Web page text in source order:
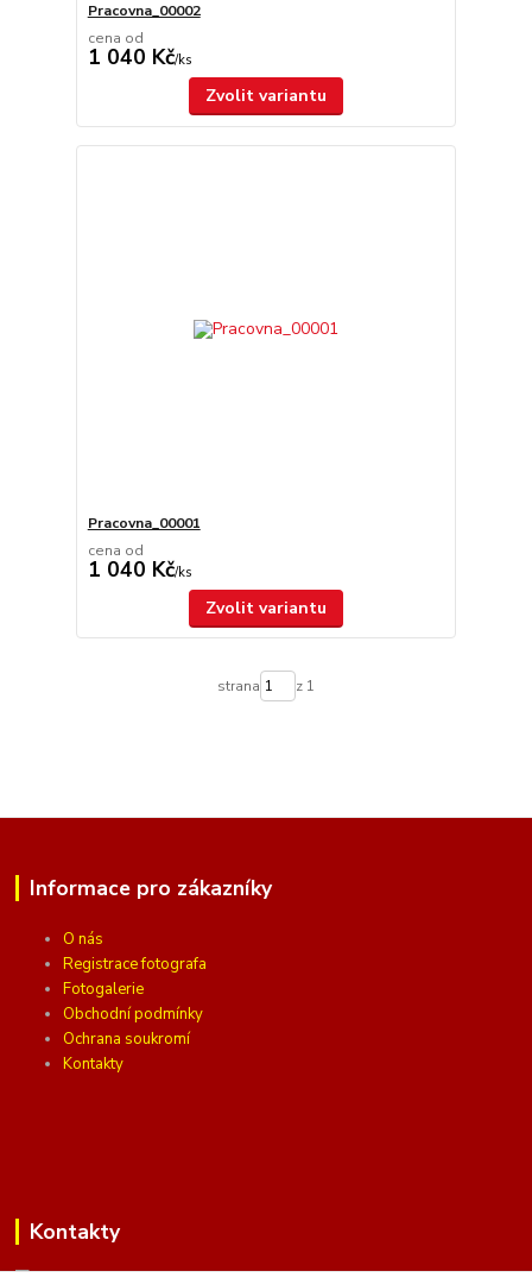
Pracovna_00002
cena od
1 040 Kč/ks
Zvolit variantu
Pracovna_00001
cena od
1 040 Kč/ks
Zvolit variantu
strana z 1
Informace pro zákazníky
O nás
Registrace fotografa
Fotogalerie
Obchodní podmínky
Ochrana soukromí
Kontakty
Kontakty